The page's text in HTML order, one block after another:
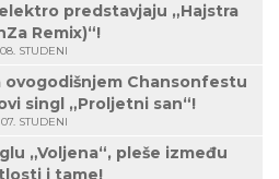
predstavjaju „Hajstra
Remix)“!
08. STUDENI
ovogodišnjem Chansonfestu
singl „Proljetni san“!
07. STUDENI
„Voljena“, pleše između
i tame!